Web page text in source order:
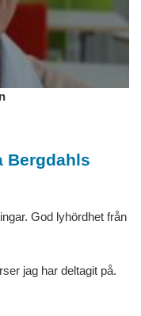
Bergdahls
God lyhördhet från
jag har deltagit på.